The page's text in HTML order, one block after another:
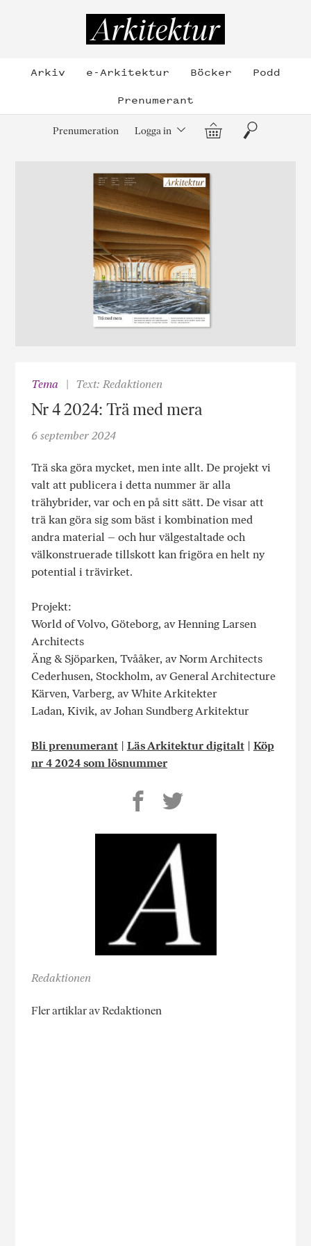
Arkiv e-Arkitektur Böcker
Podd
Prenumerant
Prenumeration Logga in Varukorg
Sök
Tema Text: Redaktionen
Nr 4 2024: Trä med mera
6 september 2024
Trä ska göra mycket, men inte allt. De projekt vi
valt att publicera i detta nummer är alla
trähybrider, var och en på sitt sätt. De visar att
trä kan göra sig som bäst i kombination med
andra material – och hur välgestaltade och
välkonstruerade tillskott kan frigöra en helt ny
potential i trävirket.
Projekt:
World of Volvo, Göteborg, av Henning Larsen
Architects
Äng & Sjöparken, Tvååker, av Norm Architects
Cederhusen, Stockholm, av General Architecture
Kärven, Varberg, av White Arkitekter
Ladan, Kivik, av Johan Sundberg Arkitektur
Bli prenumerant| Läs Arkitektur digitalt| Köp
nr 4 2024 som lösnummer
Redaktionen
Fler artiklar av Redaktionen